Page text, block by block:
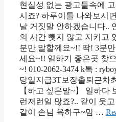
현실성 없는 광고들속에
시죠? 하루이틀 나와보시
날 거짓말 안하겠습니다..
의 시간 뺏지 않고 지키고
분만 말할께요~!! 딱! 3분
세요~!! 일하기 좋은곳 찾
~! 010-2062-3474 k톡 :
당일지급3T보장출퇴근차
【하고 싶은말~】 일하다
런저런일 많죠?.. 같이 웃
같이 손님 욕하구~맘 …